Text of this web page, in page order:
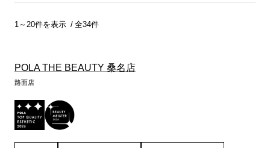
1～20件を表示 全34件
POLA THE BEAUTY 桑名店
路面店